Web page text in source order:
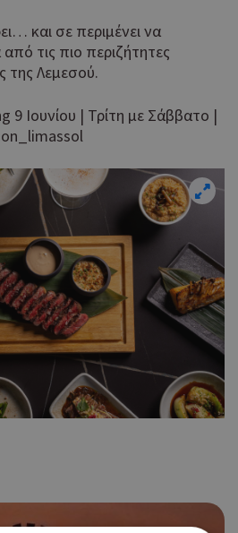
και σε περιμένει να
τις πιο περιζήτητες
της Λεμεσού.
9 Ιουνίου | Τρίτη με Σάββατο |